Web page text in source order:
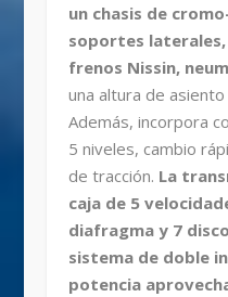
un chasis de
soportes laterales,
frenos Nissin,
una altura de
Además, incorpora
5 niveles, cambio
de tracción. La
caja de 5
diafragma y 7
sistema de doble
potencia